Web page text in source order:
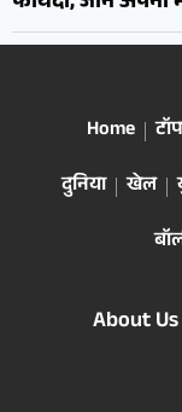
Home
दुनिया
खेल
About Us